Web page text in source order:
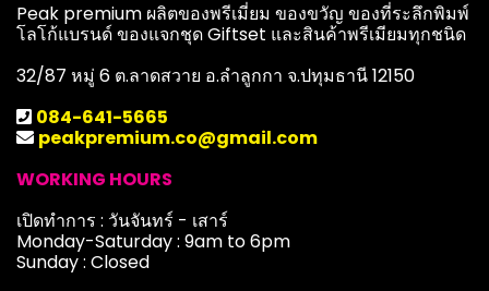
Peak premium ผลิตของพรีเมี่ยม ของขวัญ ของที่ระลึกพิมพ์
โลโก้แบรนด์ ของแจกชุด Giftset และสินค้าพรีเมียมทุกชนิด
32/87 หมู่ 6 ต.ลาดสวาย อ.ลำลูกกา จ.ปทุมธานี 12150
084-641-5665
peakpremium.co@gmail.com
WORKING HOURS
เปิดทำการ : วันจันทร์ - เสาร์
Monday-Saturday : 9am to 6pm
Sunday : Closed